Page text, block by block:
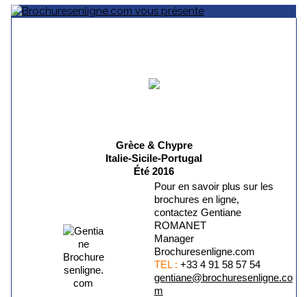
Grèce & Chypre
Italie-Sicile-Portugal
Été 2016
Pour en savoir plus sur les
brochures en ligne,
contactez Gentiane
ROMANET
Manager
Brochuresenligne.com
TEL : +33 4 91 58 57 54
gentiane@brochuresenligne.co
m